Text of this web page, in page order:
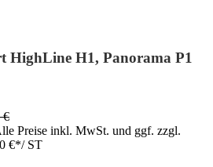
HighLine H1, Panorama P1
€
Preise inkl. MwSt. und ggf. zzgl.
€*/ ST